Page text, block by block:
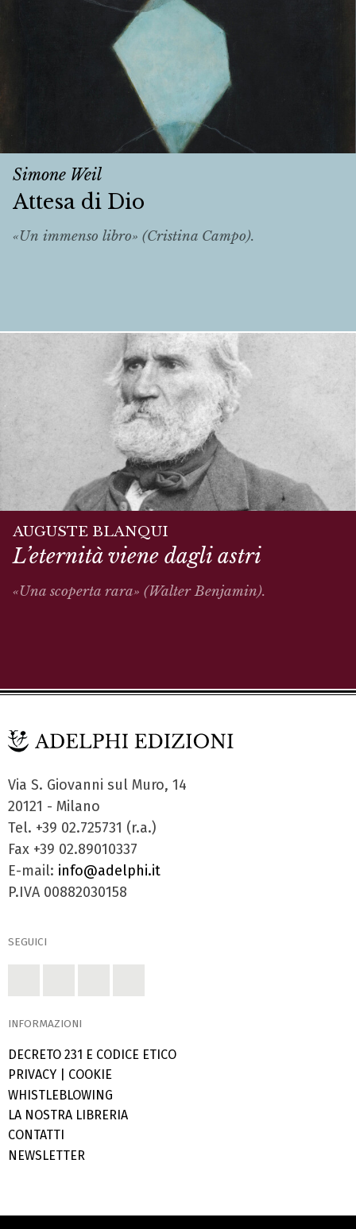
Simone Weil
Attesa di Dio
«Un immenso libro» (Cristina Campo).
AUGUSTE BLANQUI
L’eternità viene dagli astri
«Una scoperta rara» (Walter Benjamin).
Via S. Giovanni sul Muro, 14
20121 - Milano
Tel. +39 02.725731 (r.a.)
Fax +39 02.89010337
E-mail: info@adelphi.it
P.IVA 00882030158
SEGUICI
INFORMAZIONI
DECRETO 231 E CODICE ETICO
PRIVACY
COOKIE
WHISTLEBLOWING
LA NOSTRA LIBRERIA
CONTATTI
NEWSLETTER